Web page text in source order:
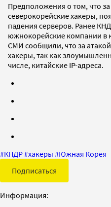
Предположения о том, что
северокорейские хакеры,
падения серверов. Ранее
южнокорейские компании в
СМИ сообщили, что за
хакеры, так как
числе, китайские IP-адреса.
#КНДР#хакеры #Южная Корея
Подписаться
Информация: